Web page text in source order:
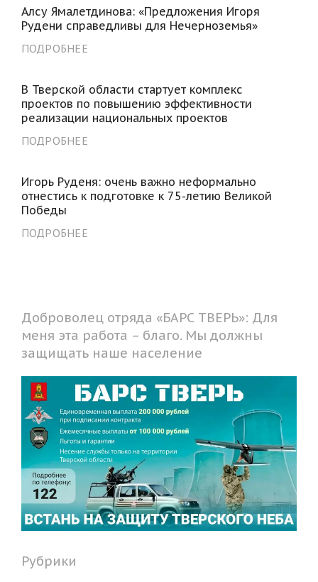
Алсу Ямалетдинова: «Предложения Игоря
Рудени справедливы для Нечерноземья»
ПОДРОБНЕЕ
В Тверской области стартует комплекс
проектов по повышению эффективности
реализации национальных проектов
ПОДРОБНЕЕ
Игорь Руденя: очень важно неформально
отнестись к подготовке к 75-летию Великой
Победы
ПОДРОБНЕЕ
Доброволец отряда «БАРС ТВЕРЬ»: Для
меня эта работа – благо. Мы должны
защищать наше население
Рубрики